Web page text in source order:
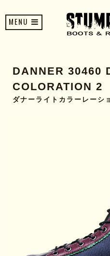
MENU
DANNER 30460
COLORATION 2
ダナーライトカラーレーシ